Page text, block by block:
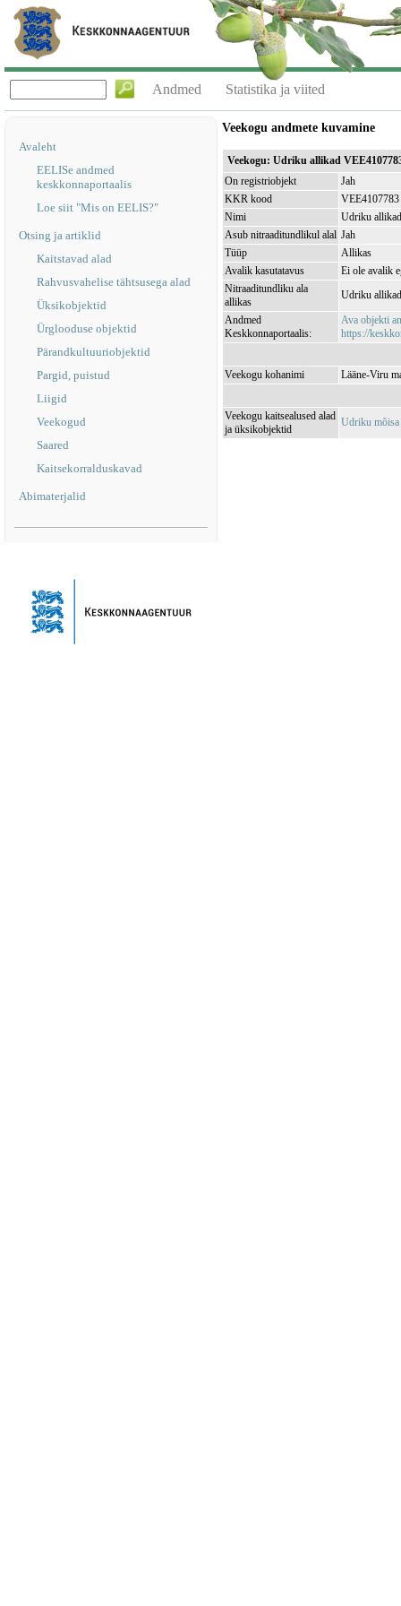
Andmed Statistika ja viited
Avaleht
EELISe andmed
keskkonnaportaalis
Loe siit "Mis on EELIS?"
Otsing ja artiklid
Kaitstavad alad
Rahvusvahelise tähtsusega alad
Üksikobjektid
Ürglooduse objektid
Pärandkultuuriobjektid
Pargid, puistud
Liigid
Veekogud
Saared
Kaitsekorralduskavad
Abimaterjalid
Veekogu andmete kuvamine
Veekogu: Udriku allikad
On registriobjekt
Jah
KKR kood
VEE4107783
Nimi
Udriku allikad
Asub nitraaditundlikul alal Jah
Tüüp
Allikas
Avalik kasutatavus
Ei ole avalik
Nitraaditundliku ala
allikas
Udriku
Andmed
Keskkonnaportaalis:
Ava objekti
https://
Veekogu kohanimi Lääne-Viru
Veekogu kaitsealused alad
ja üksikobjektid
Udriku